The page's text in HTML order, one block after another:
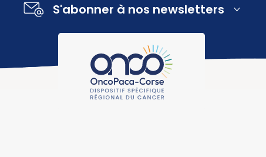
S'abonner à nos newsletters